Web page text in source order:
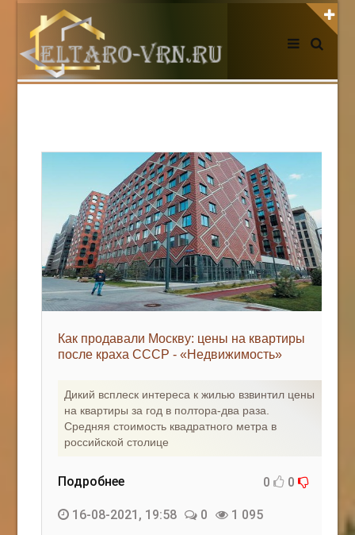
АВТОРИЗАЦИЯ НА САЙТЕ
Регистрация
НОВОСТИ СЕГОДНЯ
Edgarpo26@gmail.com
axin.ed@yandex.ru
yrikf40@gmail.com
Eltaro-Vrn.ru
Как продавали Москву: цены на квартиры
после краха СССР - «Недвижимость»
Дикий всплеск интереса к жилью взвинтил цены
на квартиры за год в полтора-два раза.
Средняя стоимость квадратного метра в
российской столице
Подробнее 0 0
16-08-2021, 19:58 0 1 095